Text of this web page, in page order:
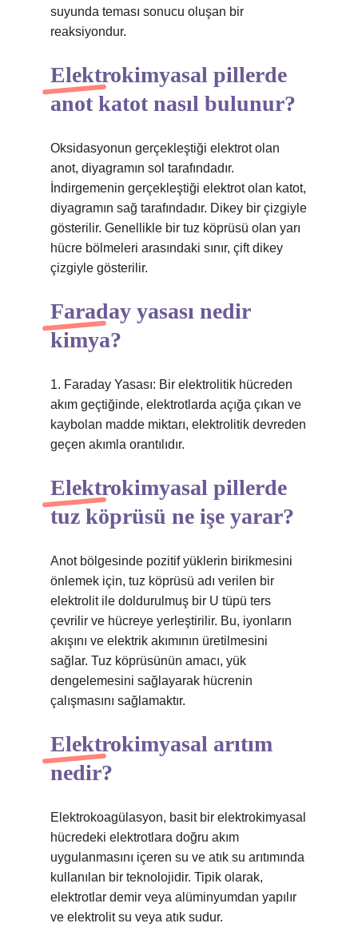
suyunda teması sonucu oluşan bir
reaksiyondur.
Elektrokimyasal pillerde
anot katot nasıl bulunur?
Oksidasyonun gerçekleştiği elektrot olan
anot, diyagramın sol tarafındadır.
İndirgemenin gerçekleştiği elektrot olan katot,
diyagramın sağ tarafındadır. Dikey bir çizgiyle
gösterilir. Genellikle bir tuz köprüsü olan yarı
hücre bölmeleri arasındaki sınır, çift dikey
çizgiyle gösterilir.
Faraday yasası nedir
kimya?
1. Faraday Yasası: Bir elektrolitik hücreden
akım geçtiğinde, elektrotlarda açığa çıkan ve
kaybolan madde miktarı, elektrolitik devreden
geçen akımla orantılıdır.
Elektrokimyasal pillerde
tuz köprüsü ne işe yarar?
Anot bölgesinde pozitif yüklerin birikmesini
önlemek için, tuz köprüsü adı verilen bir
elektrolit ile doldurulmuş bir U tüpü ters
çevrilir ve hücreye yerleştirilir. Bu, iyonların
akışını ve elektrik akımının üretilmesini
sağlar. Tuz köprüsünün amacı, yük
dengelemesini sağlayarak hücrenin
çalışmasını sağlamaktır.
Elektrokimyasal arıtım
nedir?
Elektrokoagülasyon, basit bir elektrokimyasal
hücredeki elektrotlara doğru akım
uygulanmasını içeren su ve atık su arıtımında
kullanılan bir teknolojidir. Tipik olarak,
elektrotlar demir veya alüminyumdan yapılır
ve elektrolit su veya atık sudur.